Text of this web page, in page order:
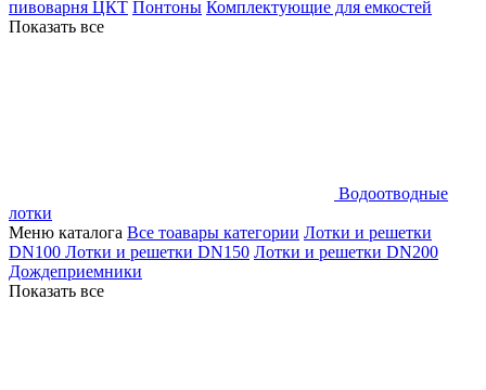
пивоварня ЦКТ Понтоны Комплектующие для емкостей
Показать все
Водоотводные
лотки
Меню каталога Все тоавары категории Лотки и решетки
DN100 Лотки и решетки DN150 Лотки и решетки DN200
Дождеприемники
Показать все